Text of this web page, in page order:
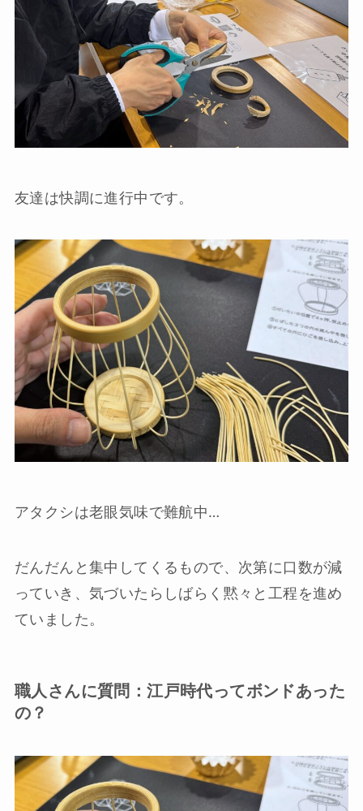
友達は快調に進行中です。
アタクシは老眼気味で難航中…
だんだんと集中してくるもので、次第に口数が減
っていき、気づいたらしばらく黙々と工程を進め
ていました。
職人さんに質問：江戸時代ってボンドあった
の？